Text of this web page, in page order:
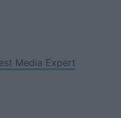
Media Expert